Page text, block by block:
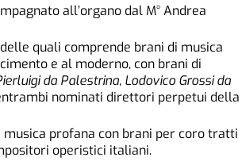
all’organo dal M° Andrea
quali comprende brani di musica
e al moderno, con brani di
da Palestrina, Lodovico Grossi da
nominati direttori perpetui della
profana con brani per coro tratti
operistici italiani.